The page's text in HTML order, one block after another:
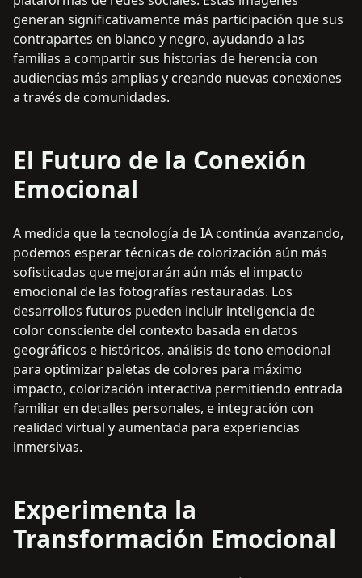
generan significativamente más participación que sus
contrapartes en blanco y negro, ayudando a las
familias a compartir sus historias de herencia con
audiencias más amplias y creando nuevas conexiones
a través de comunidades.
El Futuro de la Conexión
Emocional
A medida que la tecnología de IA continúa avanzando,
podemos esperar técnicas de colorización aún más
sofisticadas que mejorarán aún más el impacto
emocional de las fotografías restauradas. Los
desarrollos futuros pueden incluir inteligencia de
color consciente del contexto basada en datos
geográficos e históricos, análisis de tono emocional
para optimizar paletas de colores para máximo
impacto, colorización interactiva permitiendo entrada
familiar en detalles personales, e integración con
realidad virtual y aumentada para experiencias
inmersivas.
Experimenta la
Transformación Emocional